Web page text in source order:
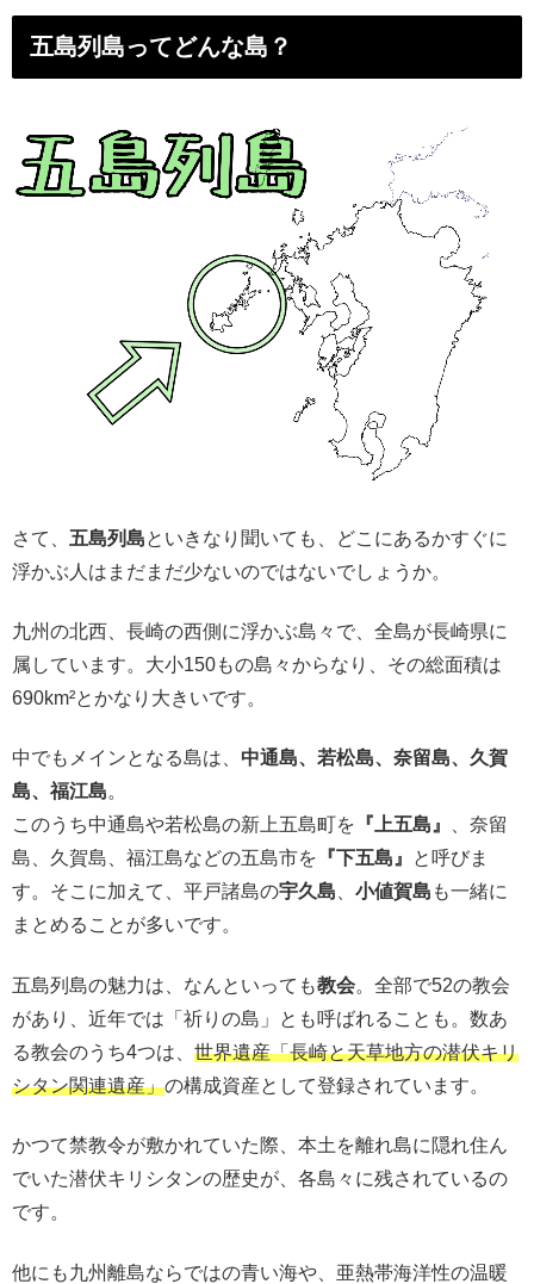
五島列島ってどんな島？
さて、 五島列島といきなり聞いても、どこにあるかすぐに
浮かぶ人はまだまだ少ないのではないでしょうか。
九州の北西、長崎の西側に浮かぶ島々で、全島が長崎県に
属しています。大小150もの島々からなり、その総面積は
690km²とかなり大きいです。
中でもメインとなる島は、 中通島、若松島、奈留島、久賀
島、福江島。
このうち中通島や若松島の新上五島町を 『上五島』
、奈留
島、久賀島、福江島などの五島市を 『下五島』
と呼びま
す。そこに加えて、平戸諸島の宇久島 小値賀島 も一緒に
まとめることが多いです。
五島列島の魅力は、なんといっても教会。全部で52の教会
があり、近年では「祈りの島」とも呼ばれることも。数あ
る教会のうち4つは、 世界遺産「長崎と天草地方の潜伏キリ
シタン関連遺産」の構成資産として登録されています。
かつて禁教令が敷かれていた際、本土を離れ島に隠れ住ん
でいた潜伏キリシタンの歴史が、各島々に残されているの
です。
他にも九州離島ならではの青い海や、亜熱帯海洋性の温暖